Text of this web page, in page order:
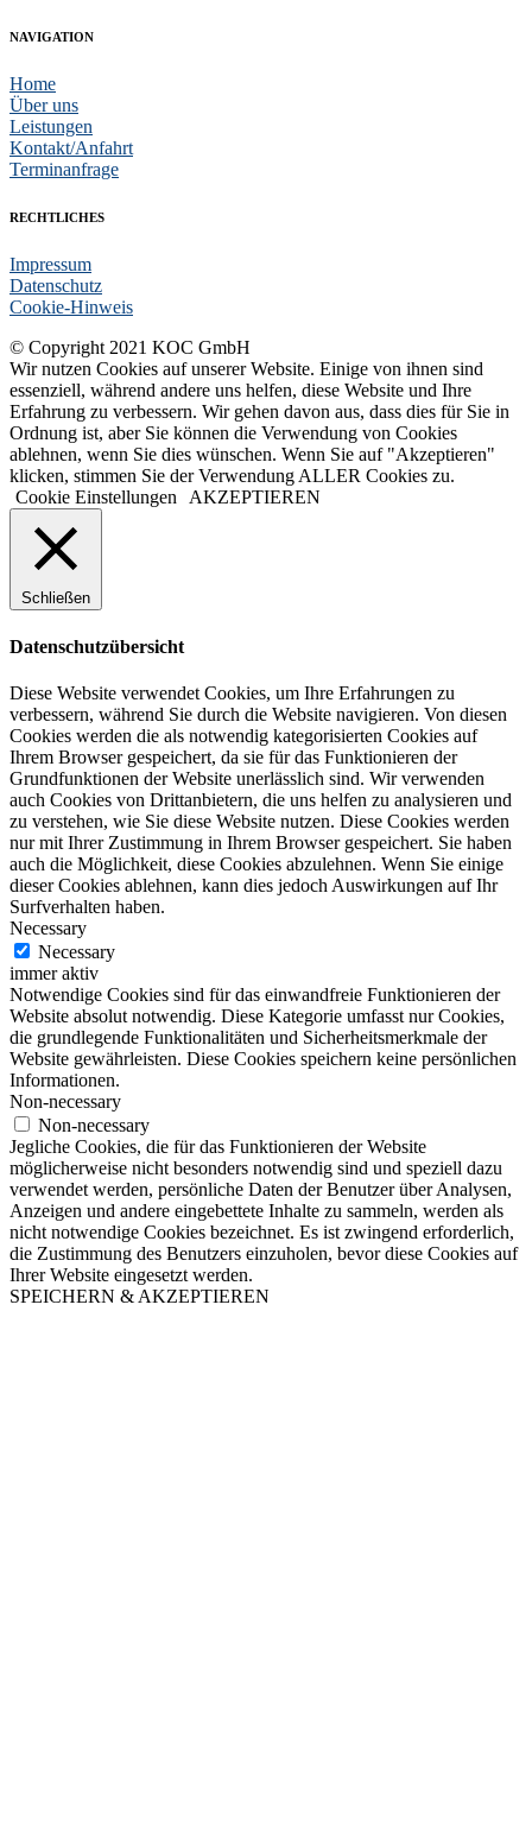
NAVIGATION
Home
Über uns
Leistungen
Kontakt/Anfahrt
Terminanfrage
RECHTLICHES
Impressum
Datenschutz
Cookie-Hinweis
© Copyright 2021 KOC GmbH
Wir nutzen Cookies auf unserer Website. Einige von ihnen sind
essenziell, während andere uns helfen, diese Website und Ihre
Erfahrung zu verbessern. Wir gehen davon aus, dass dies für Sie in
Ordnung ist, aber Sie können die Verwendung von Cookies
ablehnen, wenn Sie dies wünschen. Wenn Sie auf "Akzeptieren"
klicken, stimmen Sie der Verwendung ALLER Cookies zu.
Cookie Einstellungen
AKZEPTIEREN
Schließen
Datenschutzübersicht
Diese Website verwendet Cookies, um Ihre Erfahrungen zu
verbessern, während Sie durch die Website navigieren. Von diesen
Cookies werden die als notwendig kategorisierten Cookies auf
Ihrem Browser gespeichert, da sie für das Funktionieren der
Grundfunktionen der Website unerlässlich sind. Wir verwenden
auch Cookies von Drittanbietern, die uns helfen zu analysieren und
zu verstehen, wie Sie diese Website nutzen. Diese Cookies werden
nur mit Ihrer Zustimmung in Ihrem Browser gespeichert. Sie haben
auch die Möglichkeit, diese Cookies abzulehnen. Wenn Sie einige
dieser Cookies ablehnen, kann dies jedoch Auswirkungen auf Ihr
Surfverhalten haben.
Necessary
Necessary
immer aktiv
Notwendige Cookies sind für das einwandfreie Funktionieren der
Website absolut notwendig. Diese Kategorie umfasst nur Cookies,
die grundlegende Funktionalitäten und Sicherheitsmerkmale der
Website gewährleisten. Diese Cookies speichern keine persönlichen
Informationen.
Non-necessary
Non-necessary
Jegliche Cookies, die für das Funktionieren der Website
möglicherweise nicht besonders notwendig sind und speziell dazu
verwendet werden, persönliche Daten der Benutzer über Analysen,
Anzeigen und andere eingebettete Inhalte zu sammeln, werden als
nicht notwendige Cookies bezeichnet. Es ist zwingend erforderlich,
die Zustimmung des Benutzers einzuholen, bevor diese Cookies auf
Ihrer Website eingesetzt werden.
SPEICHERN & AKZEPTIEREN